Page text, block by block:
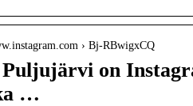
› Bj-RBwigxCQ
Puljujärvi on
…